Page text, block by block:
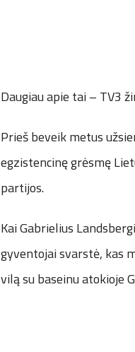
Daugiau apie tai – TV3
Prieš beveik metus
egzistencinę grėsmę
partijos.
Kai Gabrielius
gyventojai svarstė, kas
vilą su baseinu atokioje